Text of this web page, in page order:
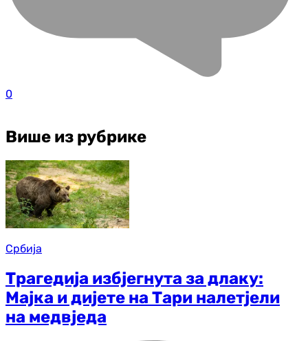
0
Више из рубрике
Србија
Трагедија избјегнута за длаку:
Мајка и дијете на Тари налетјели
на медвједа